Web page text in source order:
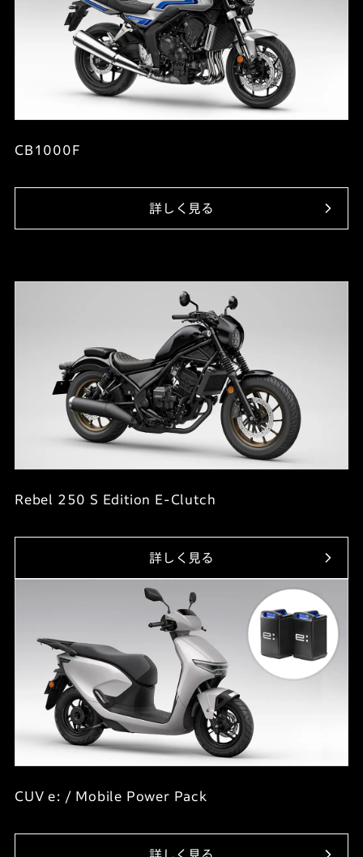
CB1000F
詳しく見る
Rebel 250 S Edition E-Clutch
詳しく見る
CUV e: / Mobile Power Pack